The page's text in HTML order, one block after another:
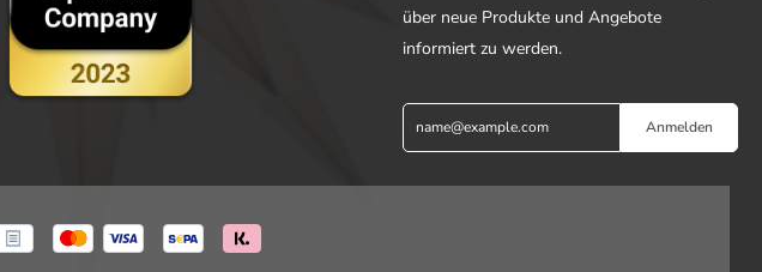
über neue Produkte und Angebote
informiert zu werden.
Anmelden